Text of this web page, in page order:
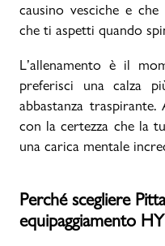
causino vesciche e
che ti aspetti quando
L’allenamento è il
preferisci una calza
abbastanza
con la certezza che la
una carica mentale
Perché scegliere
equipaggiamento